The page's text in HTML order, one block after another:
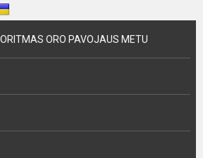
ORO PAVOJAUS METU